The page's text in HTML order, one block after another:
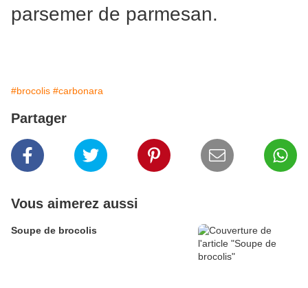
parsemer de parmesan.
#brocolis #carbonara
Partager
Vous aimerez aussi
Soupe de brocolis